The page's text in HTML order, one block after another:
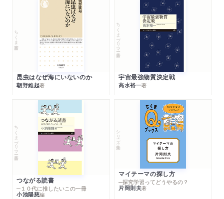
ちくま新書
昆虫はなぜ海にいないのか
朝野維起著
ちくまプリマー新書
宇宙最強物質決定戦
高水裕一著
ちくまプリマー新書
つながる読書
─１０代に推したいこの一冊
小池陽慈編
シリーズ・全集
マイテーマの探し方
─探究学習ってどうやるの？
片岡則夫著